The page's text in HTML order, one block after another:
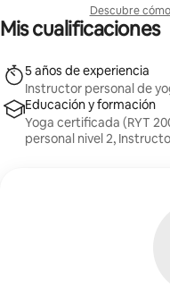
Descubre
Mis cualificaciones
5 años de experiencia
Instructor personal de
Educación y formación
Yoga certificada (RYT
personal nivel 2,